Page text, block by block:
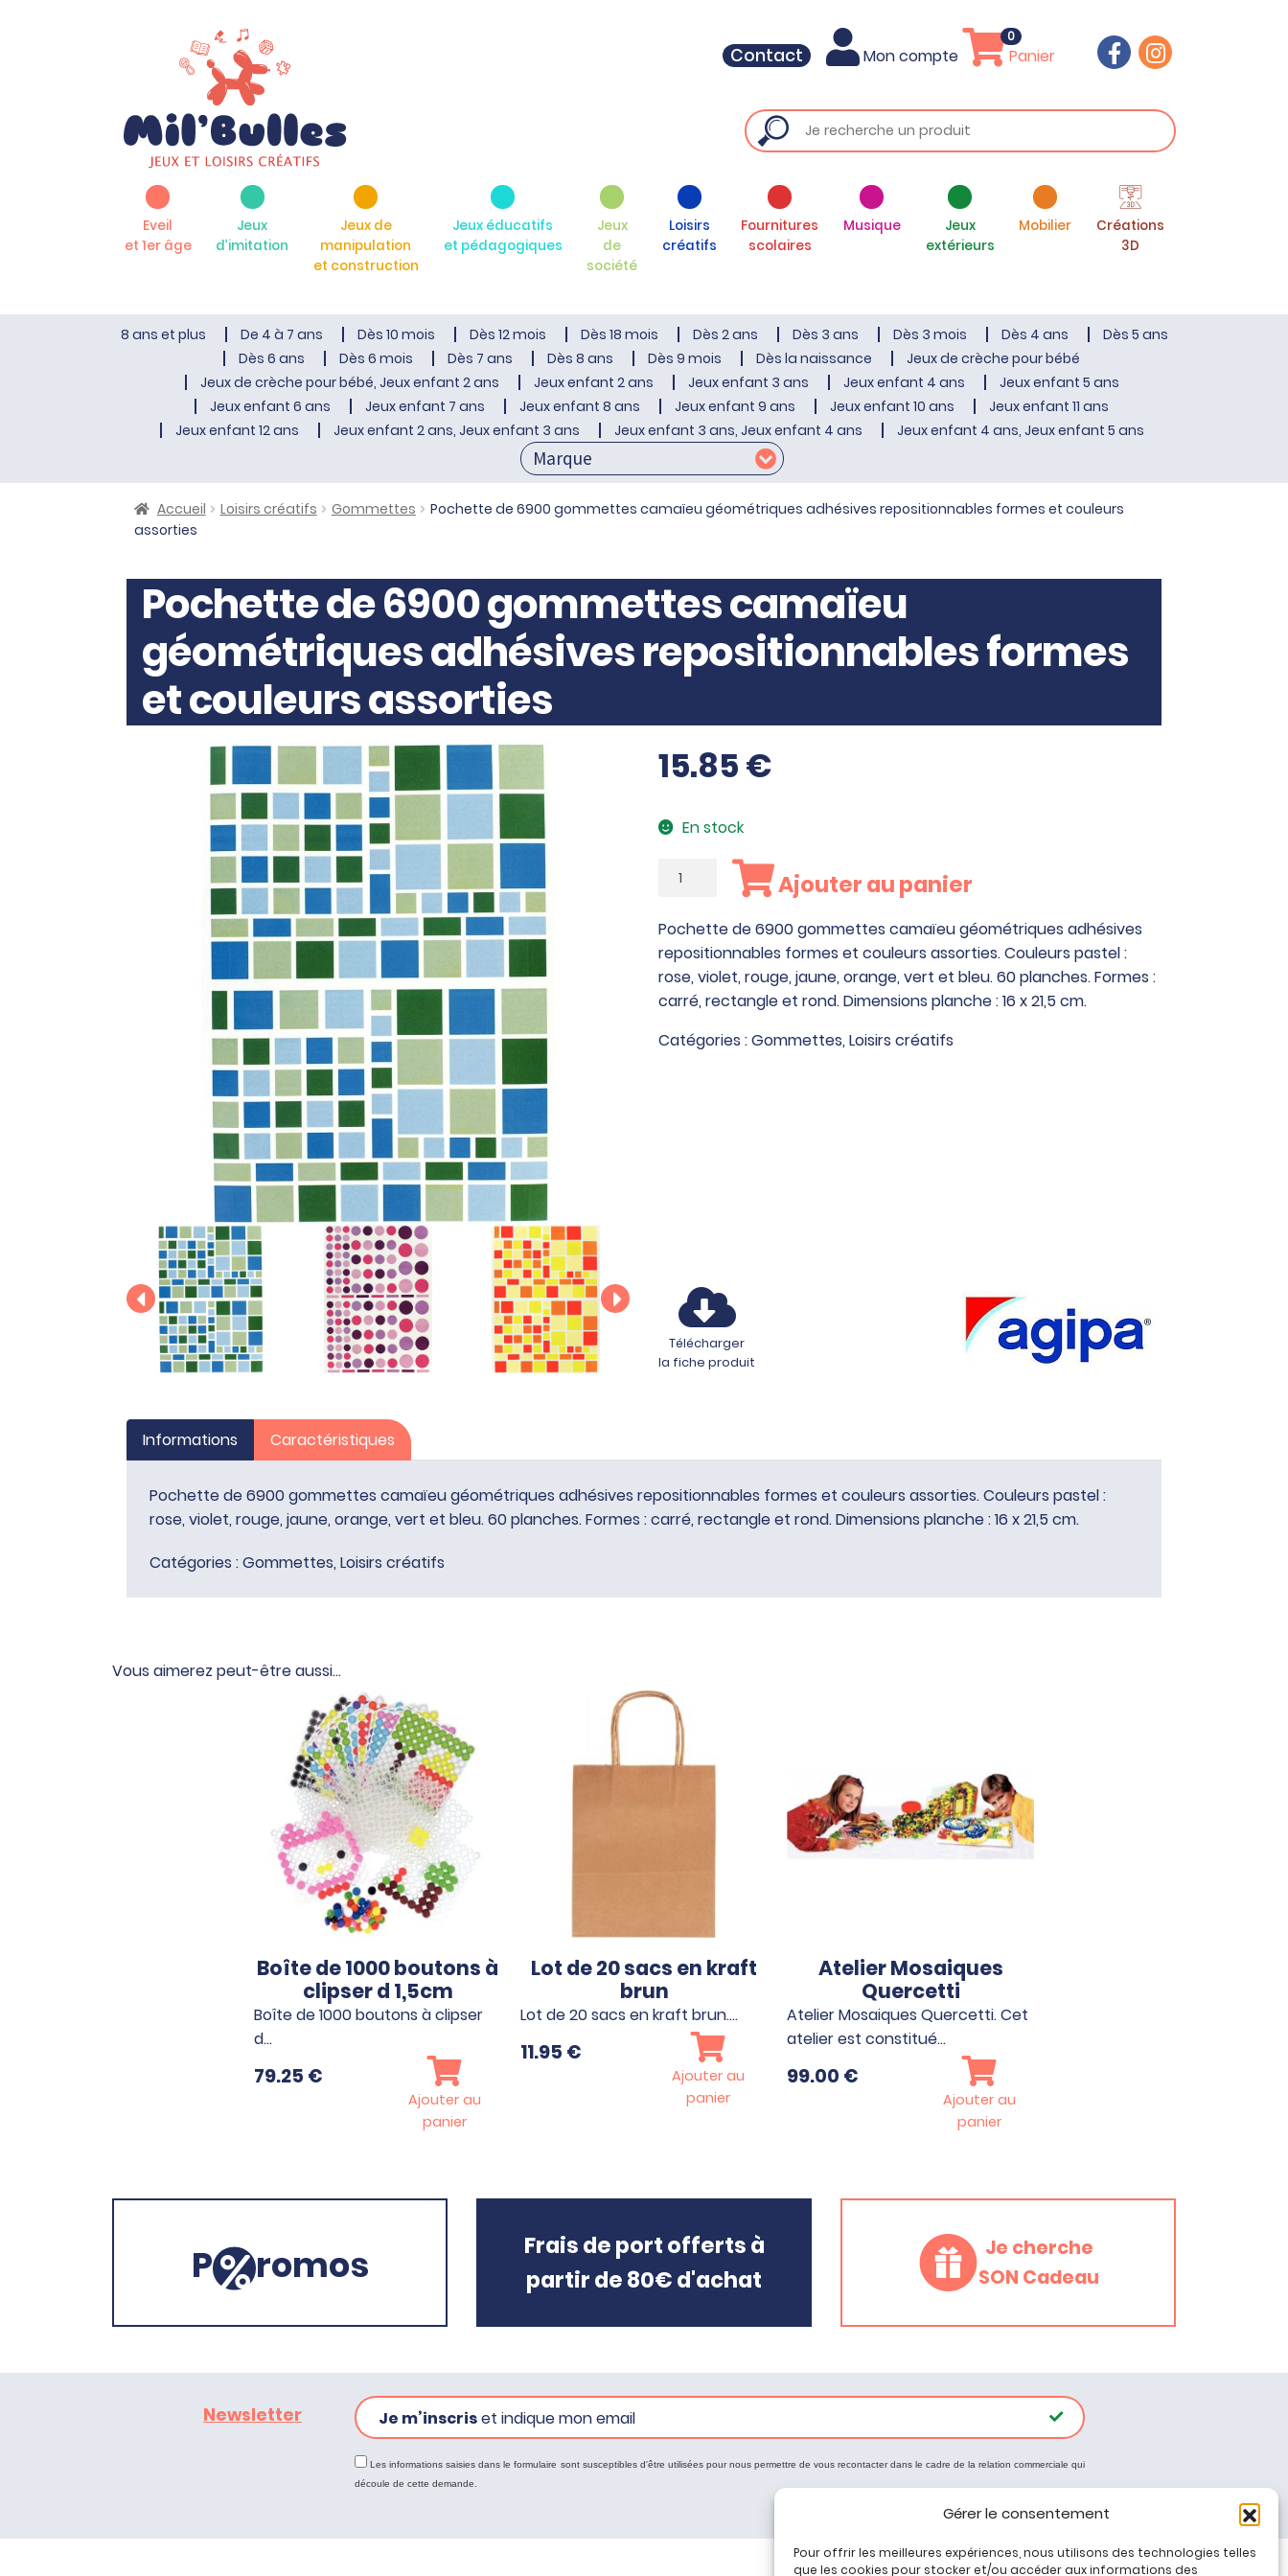
Gérer le consentement
Pour offrir les meilleures expériences, nous utilisons des technologies telles
que les cookies pour stocker et/ou accéder aux informations des
Contact Mon compte Panier
0
Eveil
et 1er âge
Jeux
d’imitation
Jeux de
manipulation
et construction
Jeux éducatifs
et pédagogiques
Jeux
de
société
Loisirs
créatifs
Fournitures
scolaires
Musique
Jeux
extérieurs
Mobilier
Créations
3D
8 ans et plus De 4 à 7 ans Dès 10 mois Dès 12 mois Dès 18 mois Dès 2 ans Dès 3 ans Dès 3 mois Dès 4 ans
Dès 5 ans
Dès 6 ans
Dès 6 mois Dès 7 ans Dès 8 ans Dès 9 mois Dès la naissance
Jeux de crèche pour bébé
Jeux de crèche pour bébé, Jeux enfant 2 ans
Jeux enfant 2 ans Jeux enfant 3 ans Jeux enfant 4 ans
Jeux enfant 5 ans
Jeux enfant 6 ans
Jeux enfant 7 ans Jeux enfant 8 ans Jeux enfant 9 ans Jeux enfant 10 ans
Jeux enfant 11 ans
Jeux enfant 12 ans
Jeux enfant 2 ans, Jeux enfant 3 ans Jeux enfant 3 ans, Jeux enfant 4 ans Jeux enfant 4 ans, Jeux enfant 5 ans
Accueil Loisirs créatifs Gommettes
Pochette de 6900 gommettes camaïeu géométriques adhésives repositionnables formes et couleurs
assorties
Pochette de 6900 gommettes camaïeu
géométriques adhésives repositionnables formes
et couleurs assorties
15.85€
En stock
quantité
Pochette
de
6900
gommettes
camaïeu
géométriques
Ajouter au panier
Pochette de 6900 gommettes camaïeu géométriques adhésives
repositionnables formes et couleurs assorties. Couleurs pastel :
rose, violet, rouge, jaune, orange, vert et bleu. 60 planches. Formes :
carré, rectangle et rond. Dimensions planche : 16 x 21,5 cm.
Catégories :Gommettes, Loisirs créatifs
Télécharger
la fiche produit
Informations Caractéristiques
Pochette de 6900 gommettes camaïeu géométriques adhésives repositionnables formes et couleurs assorties. Couleurs pastel :
rose, violet, rouge, jaune, orange, vert et bleu. 60 planches. Formes : carré, rectangle et rond. Dimensions planche : 16 x 21,5 cm.
Catégories :Gommettes, Loisirs créatifs
Vous aimerez peut-être aussi…
Boîte de 1000 boutons à
clipser d 1,5cm
Boîte de 1000 boutons à clipser
d…
79.25 €
Ajouter au
panier
Lot de 20 sacs en kraft
brun
Lot de 20 sacs en kraft brun.…
11.95 €
Ajouter au
panier
Atelier Mosaiques
Quercetti
Atelier Mosaiques Quercetti. Cet
atelier est constitué…
99.00 €
Ajouter au
panier
P romos
Frais de port offerts à
partir de 80€ d'achat
Je cherche
SON Cadeau
Newsletter Je m’inscriset indique mon email
Les informations saisies dans le formulaire sont susceptibles d'être utilisées pour nous permettre de vous recontacter dans le cadre de la relation commerciale qui
découle de cette demande.